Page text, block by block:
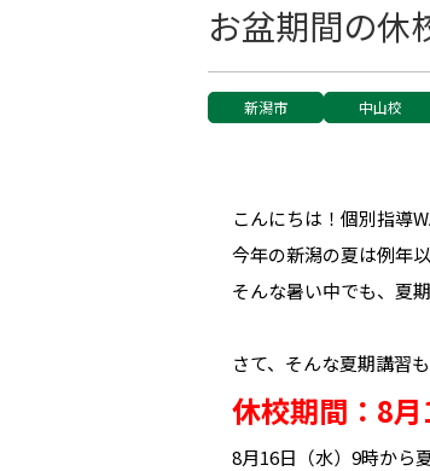
お盆期間の休
新潟市 中山校
こんにちは！個別指導
今年の新潟の夏は例年
そんな暑い中でも、夏
さて、そんな夏期講習
休校期間：8月
8月16日（水）9時から